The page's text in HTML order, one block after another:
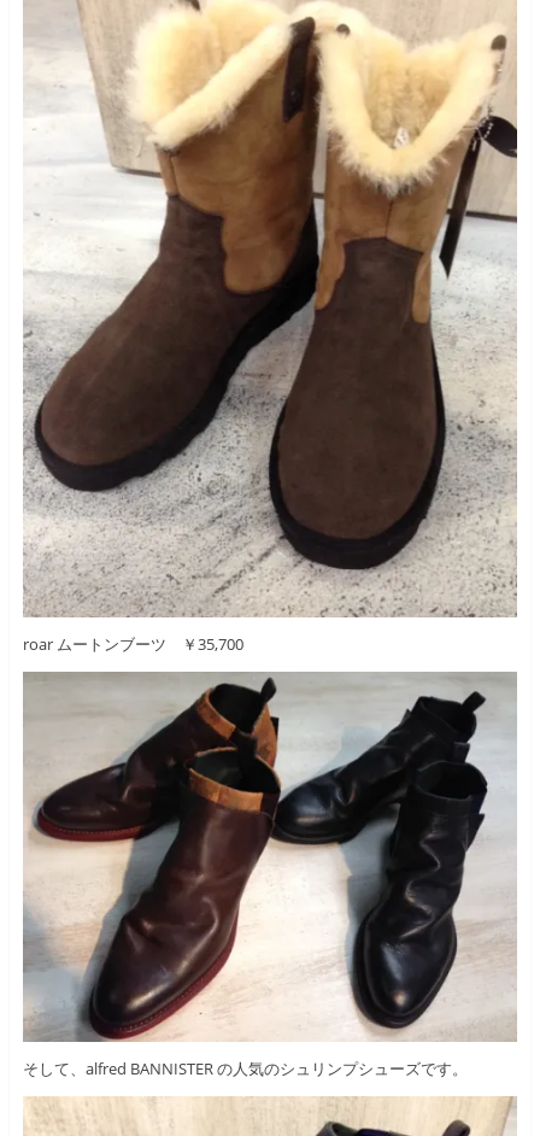
roar ムートンブーツ ￥35,700
そして、alfred BANNISTER の人気のシュリンプシューズです。